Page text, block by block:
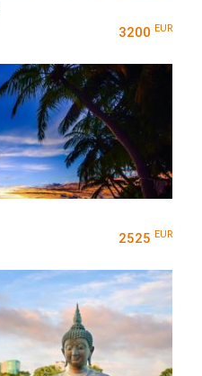
3200 EUR
2525 EUR